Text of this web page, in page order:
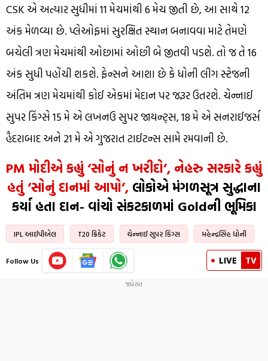
CSK એ અત્યાર સુધીમાં 11 મેચમાંથી 6 મેચ જીતી છે, આ સાથે 12
અંક મેળવ્યા છે. પ્લેઓફમાં સુરક્ષિત સ્થાન બનાવવા માટે તેમણે
બચેલી ત્રણ મેચમાંથી ઓછામાં ઓછી બે જીતવી પડશે. તો જ તે 16
અંક સુધી પહોંચી શકશે. ફેન્સને આશા છે કે ધોની લીગ સ્ટેજની
અંતિમ ત્રણ મેચમાંથી કોઈ એકમાં મેદાન પર જરૂર ઉતરશે. ચેન્નાઈ
સુપર કિંગ્સે 15 મે એ લખનઉ સુપર જાયન્ટ્સ, 18 મે એ સનરાઈજર્સ
હૈદરાબાદ અને 21 મે એ ગુજરાત ટાઈટન્સ સામે રમવાની છે.
PM મોદીએ કહ્યું ‘સોનું ન ખરીદો’, નેહરુ સરકારે કહ્યું
હતું ‘સોનું દાનમાં આપો’, લોકોએ મંગળસૂત્ર સુદ્ધાના
કર્યા હતા દાન- વાંચો સંકટકાળમાં Goldની ભૂમિકા
IPL આઈપીએલ T20 ક્રિકેટ ચેન્નાઈ સુપર કિંગ્સ મહેન્દ્રસિંહ ધોની
Follow Us LIVE TV